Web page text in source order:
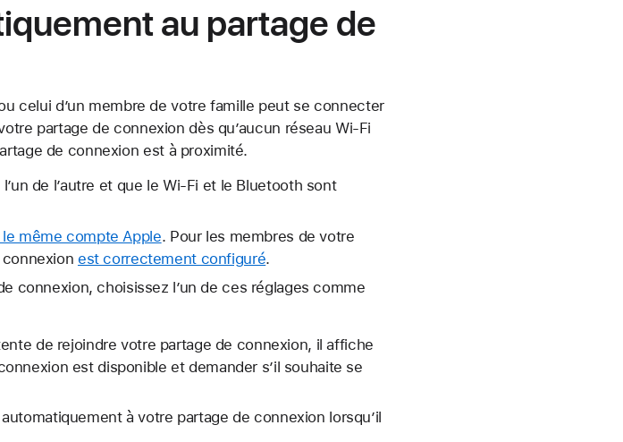
au partage de
celui d’un membre de votre famille peut se connecter
partage de connexion dès qu’aucun réseau Wi-Fi
de connexion est à proximité.
de l’autre et que le Wi-Fi et le Bluetooth sont
même compte Apple. Pour les membres de votre
est correctement configuré.
connexion, choisissez l’un de ces réglages comme
de rejoindre votre partage de connexion, il affiche
est disponible et demander s’il souhaite se
à votre partage de connexion lorsqu’il